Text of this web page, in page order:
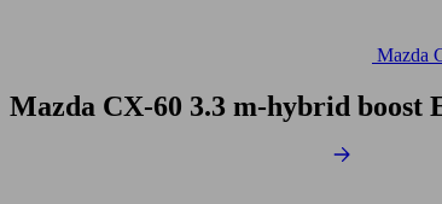
Mazda
Mazda CX-60 3.3 m-hybrid boost